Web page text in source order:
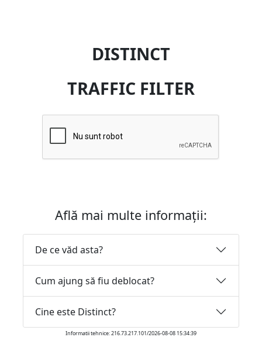
DISTINCT
TRAFFIC FILTER
Află mai multe informații:
De ce văd asta?
Cum ajung să fiu deblocat?
Cine este Distinct?
Informatii tehnice: 216.73.217.101/2026-08-08 15:34:39